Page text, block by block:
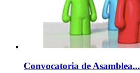
Convocatoria de Asamblea...